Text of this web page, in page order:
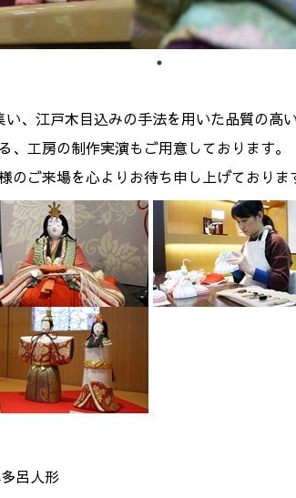
、江戸木目込みの手法を用いた品質の高
工房の制作実演もご用意しております。
ご来場を心よりお待ち申し上げておりま
呂人形